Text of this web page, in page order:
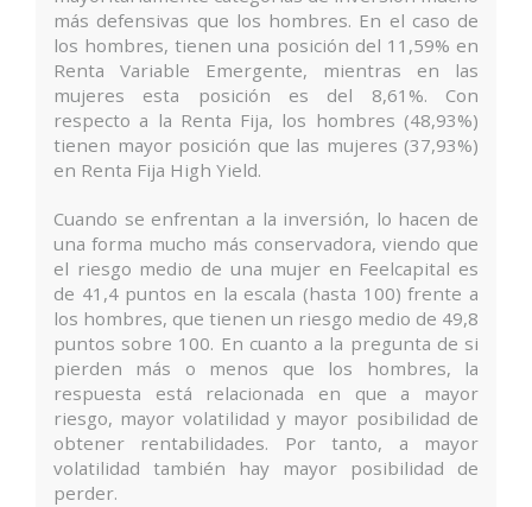
más defensivas que los hombres. En el caso de
los hombres, tienen una posición del 11,59% en
Renta Variable Emergente, mientras en las
mujeres esta posición es del 8,61%. Con
respecto a la Renta Fija, los hombres (48,93%)
tienen mayor posición que las mujeres (37,93%)
en Renta Fija High Yield.
Cuando se enfrentan a la inversión, lo hacen de
una forma mucho más conservadora, viendo que
el riesgo medio de una mujer en Feelcapital es
de 41,4 puntos en la escala (hasta 100) frente a
los hombres, que tienen un riesgo medio de 49,8
puntos sobre 100. En cuanto a la pregunta de si
pierden más o menos que los hombres, la
respuesta está relacionada en que a mayor
riesgo, mayor volatilidad y mayor posibilidad de
obtener rentabilidades. Por tanto, a mayor
volatilidad también hay mayor posibilidad de
perder.